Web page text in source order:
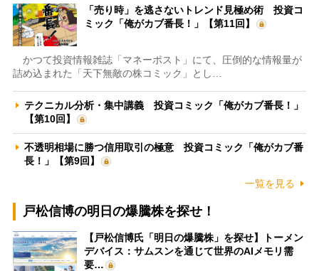
「売り時」を逃さないトレンド見極め術 投資コ
ミック「俺がカブ番長！」【第11回】
かつて投資情報雑誌「マネーポスト」にて、圧倒的な情報量が
詰め込まれた「天下無敵の株コミック」とし…
テクニカル分析・集中講義 投資コミック「俺がカブ番長！」
【第10回】
不透明相場に勝つ信用取引の極意 投資コミック「俺がカブ番
長！」【第9回】
一覧を見る
戸松信博の明日の爆騰株を探せ！
【戸松信博氏「明日の爆騰株」を探せ】トーメン
デバイス：サムスンを通じて世界のAIメモリ需
要…